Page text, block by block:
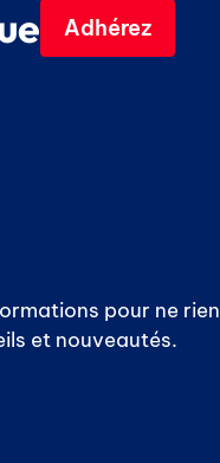
Adhérez
pour ne rien
et nouveautés.